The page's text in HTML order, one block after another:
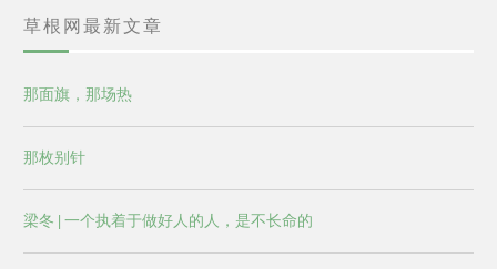
草根网最新文章
那面旗，那场热
那枚别针
梁冬 | 一个执着于做好人的人，是不长命的